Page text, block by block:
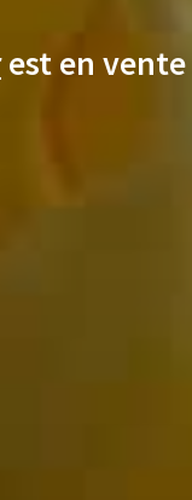
est en vente